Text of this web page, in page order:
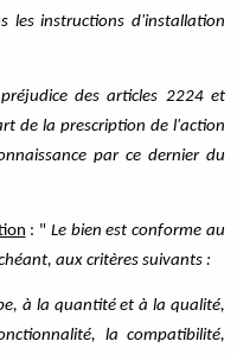
les instructions d'installation
des articles 2224 et
de la prescription de l'action
par ce dernier du
: " Le bien est conforme au
aux critères suivants :
à la quantité et à la qualité,
la compatibilité,